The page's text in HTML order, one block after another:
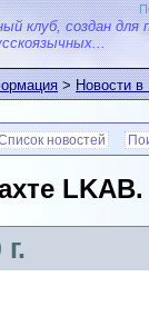
клуб, создан для
>Новости
новостей